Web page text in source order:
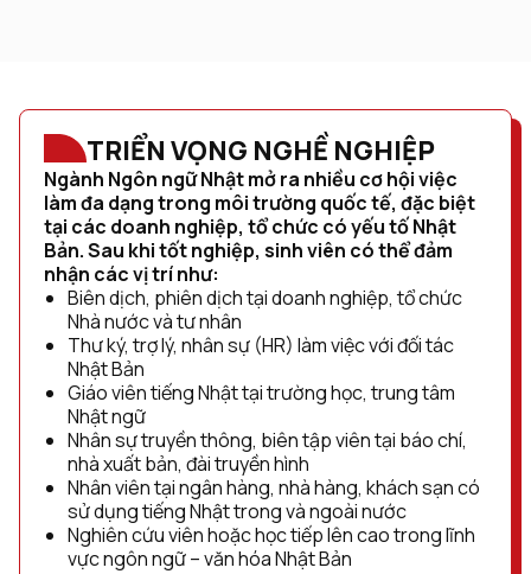
TRIỂN VỌNG NGHỀ NGHIỆP
Ngành Ngôn ngữ Nhật mở ra nhiều cơ hội việc
làm đa dạng trong môi trường quốc tế, đặc biệt
tại các doanh nghiệp, tổ chức có yếu tố Nhật
Bản. Sau khi tốt nghiệp, sinh viên có thể đảm
nhận các vị trí như:
Biên dịch, phiên dịch tại doanh nghiệp, tổ chức
Nhà nước và tư nhân
Thư ký, trợ lý, nhân sự (HR) làm việc với đối tác
Nhật Bản
Giáo viên tiếng Nhật tại trường học, trung tâm
Nhật ngữ
Nhân sự truyền thông, biên tập viên tại báo chí,
nhà xuất bản, đài truyền hình
Nhân viên tại ngân hàng, nhà hàng, khách sạn có
sử dụng tiếng Nhật trong và ngoài nước
Nghiên cứu viên hoặc học tiếp lên cao trong lĩnh
vực ngôn ngữ – văn hóa Nhật Bản